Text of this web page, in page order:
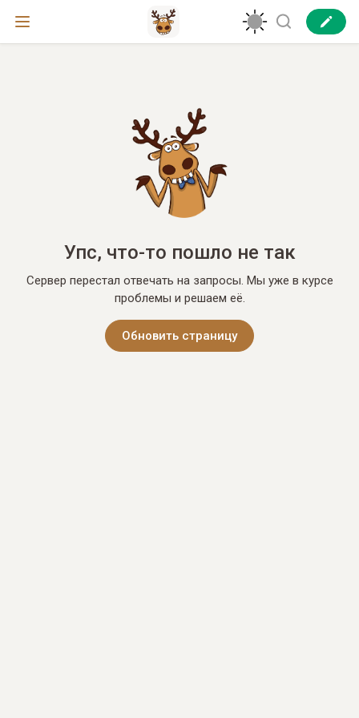
Упс, что-то пошло не так
Сервер перестал отвечать на запросы. Мы уже в курсе
проблемы и решаем её.
Обновить страницу